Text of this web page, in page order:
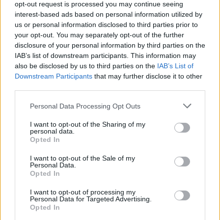
opt-out request is processed you may continue seeing
interest-based ads based on personal information utilized by
us or personal information disclosed to third parties prior to
your opt-out. You may separately opt-out of the further
disclosure of your personal information by third parties on the
IAB’s list of downstream participants. This information may
also be disclosed by us to third parties on the IAB’s List of
Downstream Participants that may further disclose it to other
Personal Data Processing Opt Outs
I want to opt-out of the Sharing of my
personal data.
Opted In
I want to opt-out of the Sale of my
Personal Data.
Opted In
I want to opt-out of processing my
Personal Data for Targeted Advertising.
Opted In
Të paktën 38 të vrarë dhe
29 të plagosur nga sulmet
e Huthive me raketa dhe
Shkodër, ndërron jetë në
spital 49-vjeçarja,
dyshime për konsumimin
Analiza: Një shqiptar ka
nevojë për 28 mijë dollarë
“pragun e lumturisë”
Trump mohon se SHBA-ja
publikuesit e deklaratave
të fundit